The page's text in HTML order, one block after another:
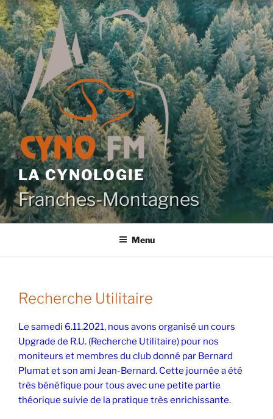
Aller
au
contenu
principal
LA CYNOLOGIE
Franches-Montagnes
Menu
Recherche Utilitaire
Le samedi 6.11.2021, nous avons organisé un cours
Upgrade de R.U. (Recherche Utilitaire) pour nos
moniteurs et membres du club donné par Bernard
Plumat et son ami Jean-Bernard. Cette journée a été
très bénéfique pour tous avec une petite partie
théorique suivie de la pratique très enrichissante.